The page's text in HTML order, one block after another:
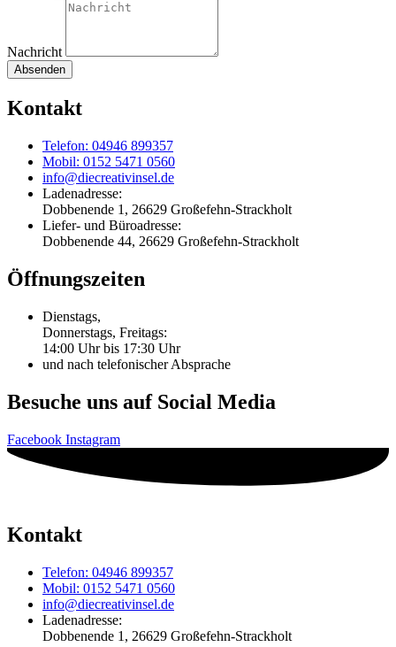
Nachricht
Absenden
Kontakt
Telefon: 04946 899357
Mobil: 0152 5471 0560
info@diecreativinsel.de
Ladenadresse:
Dobbenende 1, 26629 Großefehn-Strackholt
Liefer- und Büroadresse:
Dobbenende 44, 26629 Großefehn-Strackholt
Öffnungszeiten
Dienstags,
Donnerstags, Freitags:
14:00 Uhr bis 17:30 Uhr
und nach telefonischer Absprache
Besuche uns auf Social Media
Facebook Instagram
Kontakt
Telefon: 04946 899357
Mobil: 0152 5471 0560
info@diecreativinsel.de
Ladenadresse:
Dobbenende 1, 26629 Großefehn-Strackholt